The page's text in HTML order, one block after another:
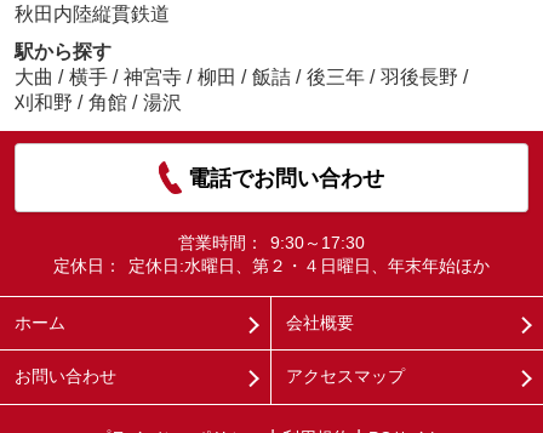
秋田内陸縦貫鉄道
駅から探す
大曲 / 横手 / 神宮寺 / 柳田 / 飯詰 / 後三年 / 羽後長野 /
刈和野 / 角館 / 湯沢
電話でお問い合わせ
営業時間：
9:30～17:30
定休日：
定休日:水曜日、第２・４日曜日、年末年始ほか
ホーム 会社概要
お問い合わせ アクセスマップ